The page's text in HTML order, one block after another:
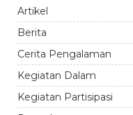
Artikel
Berita
Cerita Pengalaman
Kegiatan Dalam
Kegiatan Partisipasi